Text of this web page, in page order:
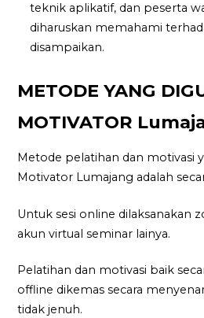
teknik aplikatif, dan peserta
diharuskan memahami
disampaikan.
METODE YANG
MOTIVATOR
Metode pelatihan dan motivasi
Motivator Lumajang adalah
Untuk sesi online dilaksanakan
akun virtual seminar lainya.
Pelatihan dan motivasi baik
offline dikemas secara
tidak jenuh.